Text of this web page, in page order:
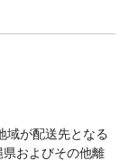
域が配送先となる
およびその他離